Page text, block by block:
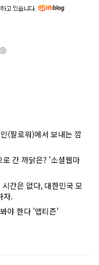
(팔로워)에서 보내는 깜
간 까닭은? '소셜웹마
간은 없다, 대한민국 모
자.
야 한다 '앱티즌'